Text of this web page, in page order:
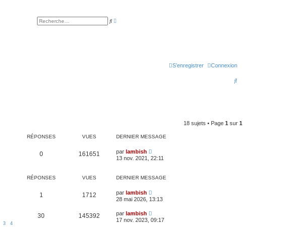
R
Connexion
S’enregistrer
R
18 sujets • Page 1 sur 1
RÉPONSES VUES DERNIER MESSAGE
0 161651 par lambish
13 nov. 2021, 22:11
RÉPONSES VUES DERNIER MESSAGE
1 1712 par lambish
28 mai 2026, 13:13
3 4
30 145392 par lambish
17 nov. 2023, 09:17